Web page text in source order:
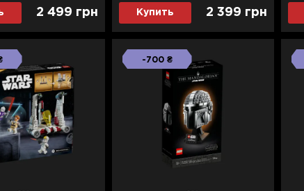
(42205)
2 499 грн
Valkyrie (42208)
Купить 2 399 грн
-700 ₴